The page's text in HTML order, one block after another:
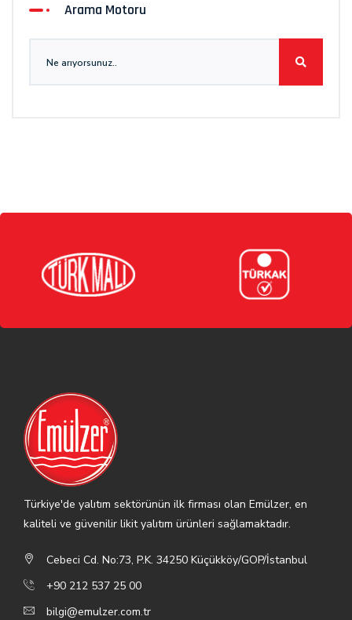
Arama Motoru
Türkiye'de yalıtım sektörünün ilk firması olan Emülzer, en
kaliteli ve güvenilir likit yalıtım ürünleri sağlamaktadır.
Cebeci Cd. No:73, P.K. 34250 Küçükköy/GOP/İstanbul
+90 212 537 25 00
bilgi@emulzer.com.tr